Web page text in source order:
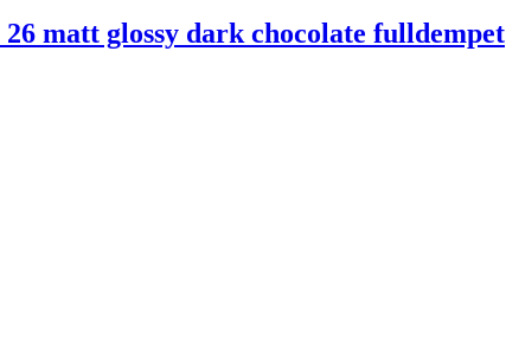
produktsiden
varianter.
matt glossy dark chocolate fulldempet